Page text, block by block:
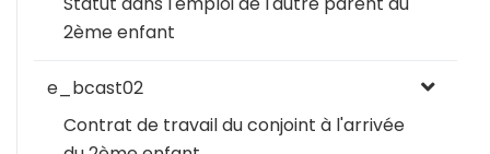
2ème enfant
e_bcast02
Contrat de travail du conjoint à l'arrivée